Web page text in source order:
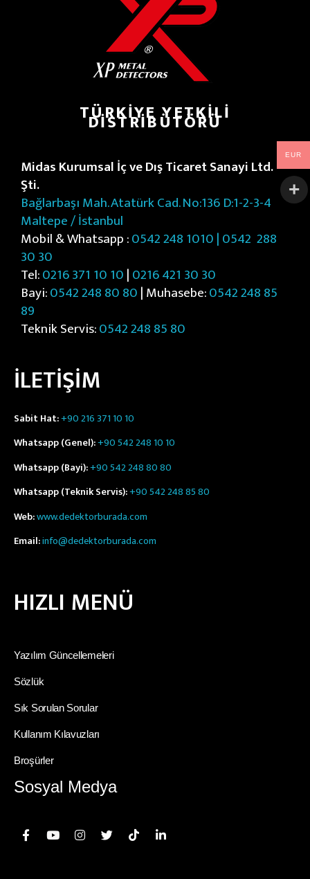
TÜRKIYE YETKILI
DISTRIBÜTÖRÜ
Midas Kurumsal İç ve Dış Ticaret Sanayi Ltd.
Şti.
Bağlarbaşı Mah. Atatürk Cad. No:136 D:1-2-3-4
Maltepe / İstanbul
Mobil & Whatsapp :0542 248 1010 | 0542 288
30 30
Tel:0216 371 10 10|0216 421 30 30
Bayi:0542 248 80 80| Muhasebe:0542 248 85
89
Teknik Servis:0542 248 85 80
İLETİŞİM
Sabit Hat:+90 216 371 10 10
Whatsapp (Genel):+90 542 248 10 10
Whatsapp (Bayi):+90 542 248 80 80
Whatsapp (Teknik Servis):+90 542 248 85 80
Web:www.dedektorburada.com
Email:info@dedektorburada.com
HIZLI MENÜ
Yazılım Güncellemeleri
Sözlük
Sık Sorulan Sorular
Kullanım Kılavuzları
Broşürler
Sosyal Medya
EUR